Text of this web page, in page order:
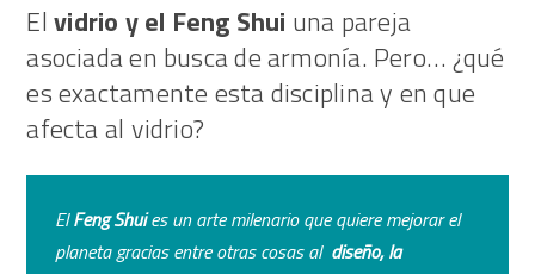
Elvidrio y el Feng Shui una pareja
asociada en busca de armonía. Pero… ¿qué
es exactamente esta disciplina y en que
afecta al vidrio?
ElFeng Shuies un arte milenario que quiere mejorar el
planeta gracias entre otras cosas al diseño, la